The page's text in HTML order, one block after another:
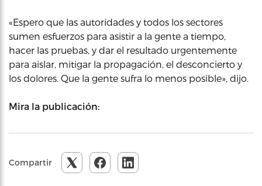
«Espero que las autoridades y todos los sectores
sumen esfuerzos para asistir a la gente a tiempo,
hacer las pruebas, y dar el resultado urgentemente
para aislar, mitigar la propagación, el desconcierto y
los dolores. Que la gente sufra lo menos posible», dijo.
Mira la publicación:
Compartir